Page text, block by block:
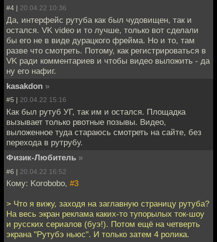
#4 | 20.04.22 10:36
Да, интерфейс рутуба как был чудовищен, так и
остался. VK video и то лучше, только вот сделали
бы его не в виде дурацкого фрейма. Но и то, там
разве что смотреть. Потому, как регистрироваться в
VK ради комментариев и чтобы видео выложить - да
ну его нафиг.
kasakdon »
#5 | 20.04.22 15:16
Как был рутуб УГ, так им и остался. Площадка
вызывает только рвотные позывы. Видео,
выложенное туда стараюсь смотреть на сайте, без
перехода в рутрубу.
Физик-Любитель »
#6 | 20.04.22 16:52
Кому: Korobobo, #3
> Что я вижу, заходя на заглавную страницу рутуба?
На весь экран реклама каких-то тупорылых ток-шоу
и русских сериалов (буэ!). Потом ещё на четверть
экрана "Рутубэ ньюс". И только затем 4 ролика.